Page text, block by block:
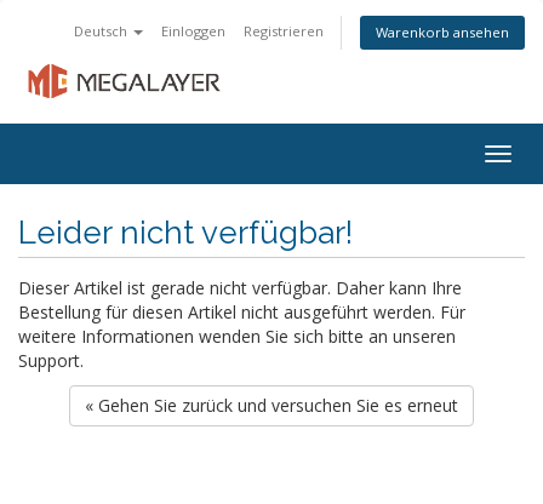
Deutsch Einloggen Registrieren Warenkorb ansehen
Leider nicht verfügbar!
Dieser Artikel ist gerade nicht verfügbar. Daher kann Ihre
Bestellung für diesen Artikel nicht ausgeführt werden. Für
weitere Informationen wenden Sie sich bitte an unseren
Support.
« Gehen Sie zurück und versuchen Sie es erneut